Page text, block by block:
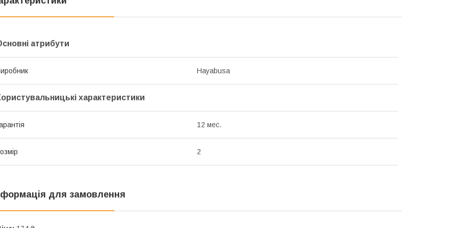
атрибути
Hayabusa
характеристики
12 мес.
2
для замовлення